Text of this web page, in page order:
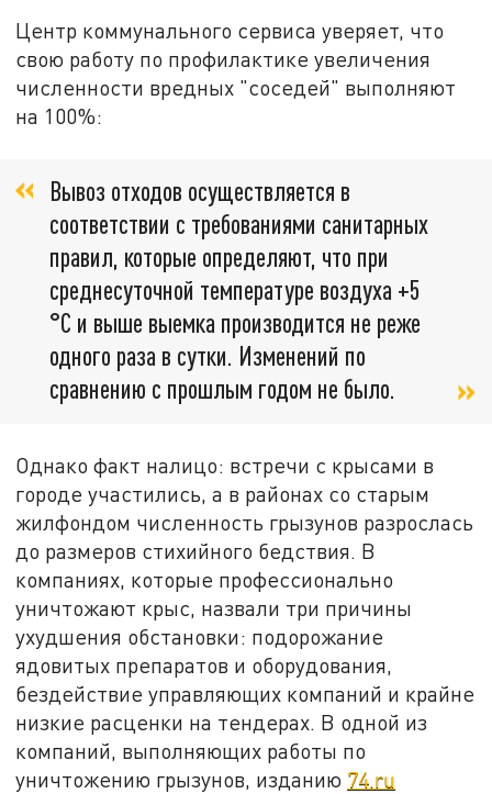
Центр коммунального сервиса уверяет, что
свою работу по профилактике увеличения
численности вредных "соседей" выполняют
на 100%:
Вывоз отходов осуществляется в
соответствии с требованиями санитарных
правил, которые определяют, что при
среднесуточной температуре воздуха +5
°С и выше выемка производится не реже
одного раза в сутки. Изменений по
сравнению с прошлым годом не было.
Однако факт налицо: встречи с крысами в
городе участились, а в районах со старым
жилфондом численность грызунов разрослась
до размеров стихийного бедствия. В
компаниях, которые профессионально
уничтожают крыс, назвали три причины
ухудшения обстановки: подорожание
ядовитых препаратов и оборудования,
бездействие управляющих компаний и крайне
низкие расценки на тендерах. В одной из
компаний, выполняющих работы по
уничтожению грызунов, изданию 74.ru